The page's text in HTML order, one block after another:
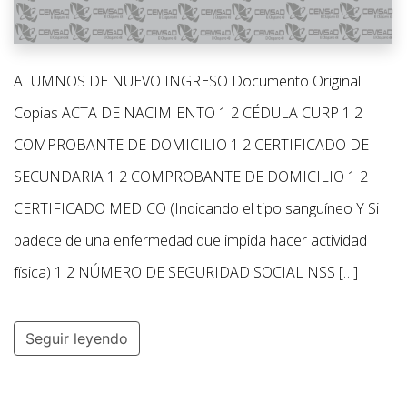
ALUMNOS DE NUEVO INGRESO Documento Original
Copias ACTA DE NACIMIENTO 1 2 CÉDULA CURP 1 2
COMPROBANTE DE DOMICILIO 1 2 CERTIFICADO DE
SECUNDARIA 1 2 COMPROBANTE DE DOMICILIO 1 2
CERTIFICADO MEDICO (Indicando el tipo sanguíneo Y Si
padece de una enfermedad que impida hacer actividad
física) 1 2 NÚMERO DE SEGURIDAD SOCIAL NSS […]
Seguir leyendo